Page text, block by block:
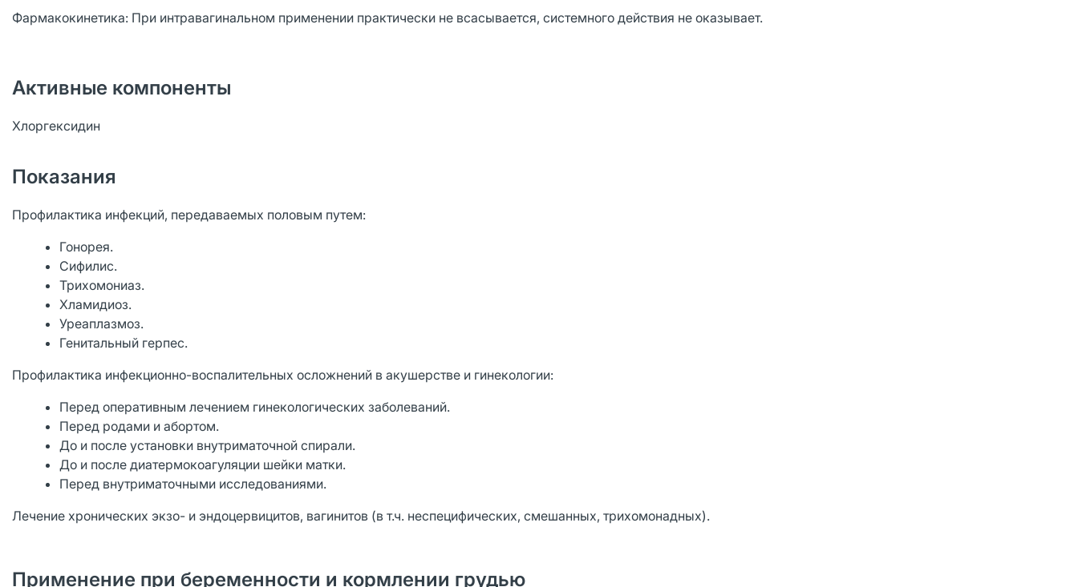
Фармакокинетика: При интравагинальном применении практически не всасывается, системного действия не оказывает.
Активные компоненты
Хлоргексидин
Показания
Профилактика инфекций, передаваемых половым путем:
Гонорея.
Сифилис.
Трихомониаз.
Хламидиоз.
Уреаплазмоз.
Генитальный герпес.
Профилактика инфекционно-воспалительных осложнений в акушерстве и гинекологии:
Перед оперативным лечением гинекологических заболеваний.
Перед родами и абортом.
До и после установки внутриматочной спирали.
До и после диатермокоагуляции шейки матки.
Перед внутриматочными исследованиями.
Лечение хронических экзо- и эндоцервицитов, вагинитов (в т.ч. неспецифических, смешанных, трихомонадных).
Применение при беременности и кормлении грудью